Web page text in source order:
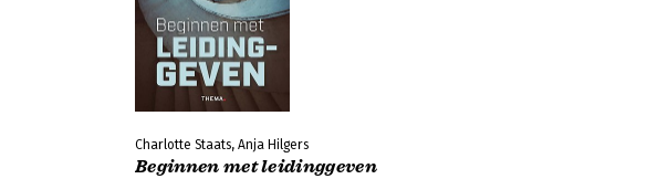
Charlotte Staats, Anja Hilgers
Beginnen met leidinggeven